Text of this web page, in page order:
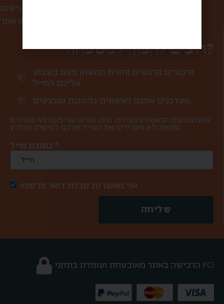
הצהרת נגישות
תקנון אתר
רוצים להפוך למשפחה?
סיפורים מרגשים וחווית מהשוק פעם בשבוע
אליכם למייל.
מעדכנים אתכם ראשונים בהטבות ומבצעים.
אתם במקום הראשון בשבילנו, ולכן אנחנו אף פעם לא שולחים
ספאם ולא מעבירים את המייל שלכם למישהו מבחוץ.
כתובת מייל *
אני מאשר/ת קבלת דואר פרסומי
שליחה
הרכישה באתר מאובטחת ועומדת בתקני PCI